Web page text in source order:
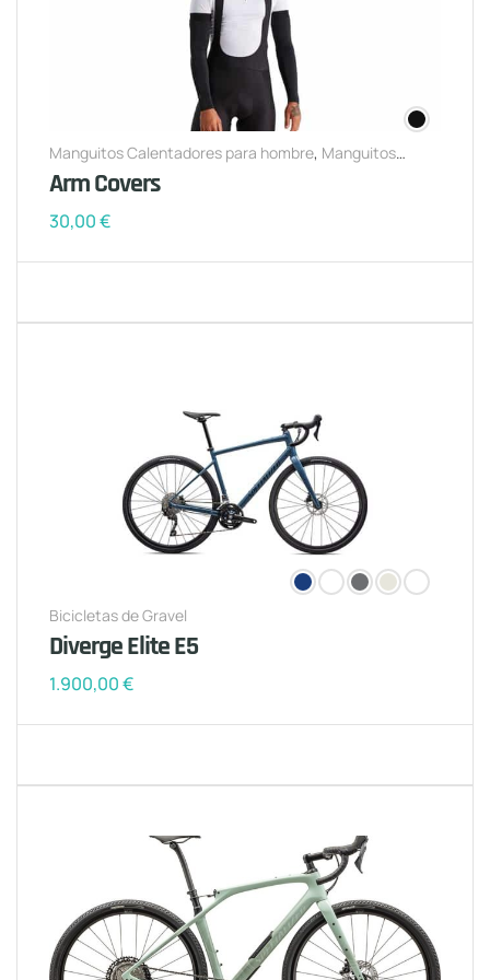
Manguitos Calentadores para hombre, Manguitos
Calentadores para mujer
Arm Covers
30,00€
Bicicletas de Gravel
Diverge Elite E5
1.900,00€